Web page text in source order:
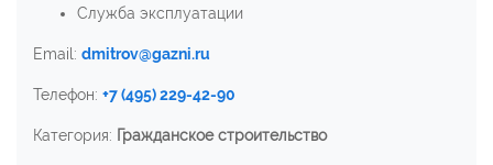
Служба эксплуатации
Email: dmitrov@gazni.ru
Телефон: +7 (495) 229-42-90
Категория: Гражданское строительство